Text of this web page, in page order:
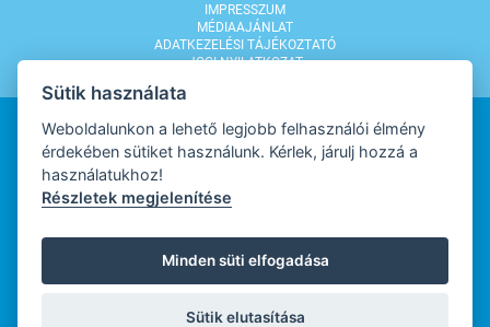
IMPRESSZUM
MÉDIAAJÁNLAT
ADATKEZELÉSI TÁJÉKOZTATÓ
JOGI NYILATKOZAT
WEBDESIGN
WEBFEJLESZTŐ
Sütik használata
Weboldalunkon a lehető legjobb felhasználói élmény
érdekében sütiket használunk. Kérlek, járulj hozzá a
használatukhoz!
Részletek megjelenítése
Minden süti elfogadása
Sütik elutasítása